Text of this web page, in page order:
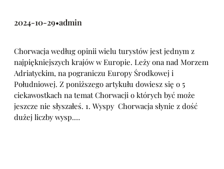
2024-10-29•admin
Chorwacja według opinii wielu turystów jest jednym z
najpiękniejszych krajów w Europie. Leży ona nad Morzem
Adriatyckim, na pograniczu Europy Środkowej i
Południowej. Z poniższego artykułu dowiesz się o 5
ciekawostkach na temat Chorwacji o których być może
jeszcze nie słyszałeś. 1. Wyspy Chorwacja słynie z dość
dużej liczby wysp.…